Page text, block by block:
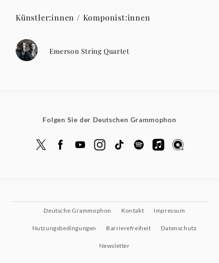
Künstler:innen / Komponist:innen
Emerson String Quartet
Folgen Sie der Deutschen Grammophon
Deutsche Grammophon Kontakt Impressum
Nutzungsbedingungen Barrierefreiheit Datenschutz
Newsletter